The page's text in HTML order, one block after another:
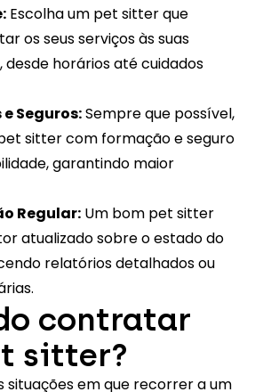
Escolha um pet sitter que
os seus serviços às suas
desde horários até cuidados
Seguros:Sempre que possível,
sitter com formação e seguro
garantindo maior
Regular:Um bom pet sitter
atualizado sobre o estado do
relatórios detalhados ou
contratar
sitter?
situações em que recorrer a um